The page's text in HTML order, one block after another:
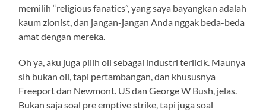
memilih “religious fanatics”, yang saya bayangkan adalah
kaum zionist, dan jangan-jangan Anda nggak beda-beda
amat dengan mereka.
Oh ya, aku juga pilih oil sebagai industri terlicik. Maunya
sih bukan oil, tapi pertambangan, dan khususnya
Freeport dan Newmont. US dan George W Bush, jelas.
Bukan saja soal pre emptive strike, tapi juga soal